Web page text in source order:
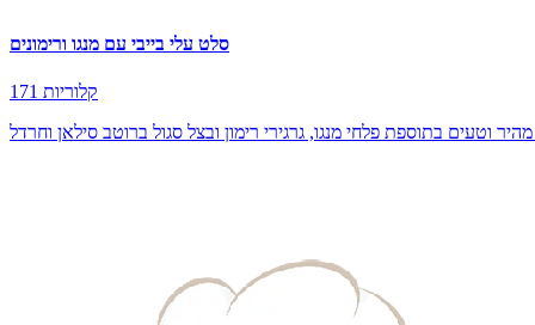
סלט עלי בייבי עם מנגו ורימונים
171 קלוריות
וטעים בתוספת פלחי מנגו, גרגירי רימון ובצל סגול ברוטב סילאן וחרדל